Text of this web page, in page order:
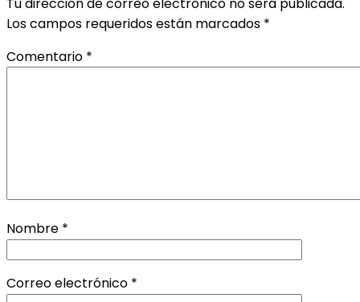
Tu dirección de correo electrónico no será publicada.
Los campos requeridos están marcados *
Comentario *
Nombre *
Correo electrónico *